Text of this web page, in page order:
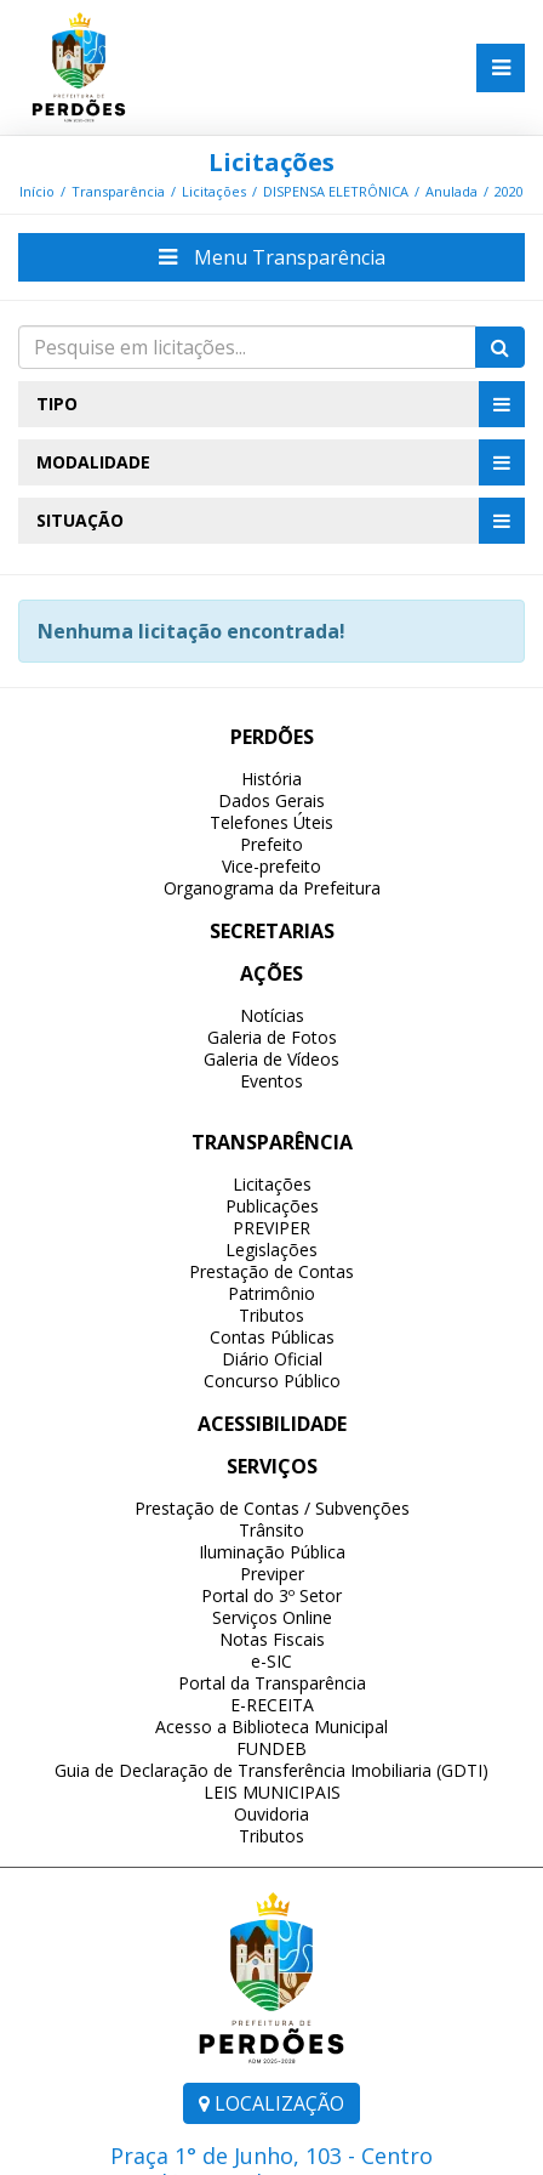
Licitações
Início Transparência Licitações DISPENSA ELETRÔNICA Anulada 2020
Menu Transparência
TIPO
MODALIDADE
SITUAÇÃO
Nenhuma licitação encontrada!
LOCALIZAÇÃO
Praça 1° de Junho, 103 - Centro
PERDÕES
História
Dados Gerais
Telefones Úteis
Prefeito
Vice-prefeito
Organograma da Prefeitura
SECRETARIAS
AÇÕES
Notícias
Galeria de Fotos
Galeria de Vídeos
Eventos
TRANSPARÊNCIA
Licitações
Publicações
PREVIPER
Legislações
Prestação de Contas
Patrimônio
Tributos
Contas Públicas
Diário Oficial
Concurso Público
ACESSIBILIDADE
SERVIÇOS
Prestação de Contas / Subvenções
Trânsito
Iluminação Pública
Previper
Portal do 3º Setor
Serviços Online
Notas Fiscais
e-SIC
Portal da Transparência
E-RECEITA
Acesso a Biblioteca Municipal
FUNDEB
Guia de Declaração de Transferência Imobiliaria (GDTI)
LEIS MUNICIPAIS
Ouvidoria
Tributos